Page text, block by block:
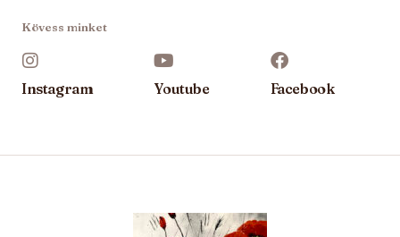
Kövess minket
Instagram Youtube Facebook